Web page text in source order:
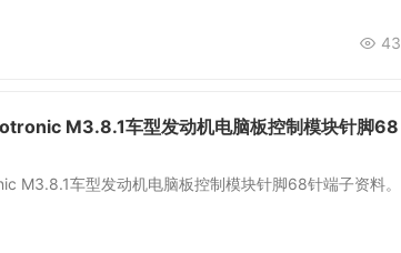
43
M3.8.1车型发动机电脑板控制模块针脚68
M3.8.1车型发动机电脑板控制模块针脚68针端子资料。